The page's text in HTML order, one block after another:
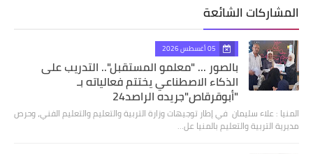
المشاركات الشائعة
05 أغسطس 2026
بالصور ... "معلمو المستقبل".. التدريب على
الذكاء الاصطناعي يختتم فعالياته بـ
"أبوقرقاص"جريده الراصد24
المنيا : علاء سليمان في إطار توجيهات وزارة التربية والتعليم والتعليم الفني، وحرص
مديرية التربية والتعليم بالمنيا عل…